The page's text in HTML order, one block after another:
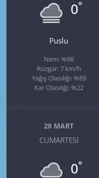
0°
Puslu
Nem: %98
Rüzgar: 7 km/h
Yağış Olasılığı: %89
Kar Olasılığı: %22
28 MART
CUMARTESI
0°